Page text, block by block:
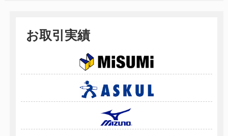
お取引実績